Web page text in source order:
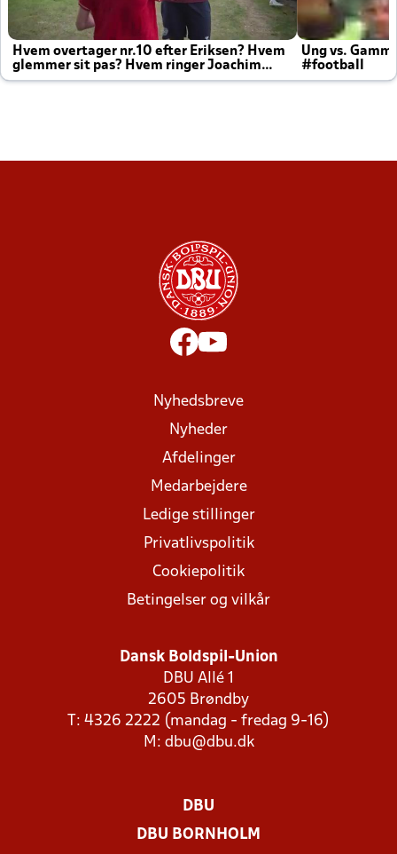
Hvem overtager nr.10 efter Eriksen? Hvem
glemmer sit pas? Hvem ringer Joachim
altid til efter kampe?
Ung vs.
#football
Nyhedsbreve
Nyheder
Afdelinger
Medarbejdere
Ledige stillinger
Privatlivspolitik
Cookiepolitik
Betingelser og vilkår
Dansk Boldspil-Union
DBU Allé 1
2605 Brøndby
T: 4326 2222 (mandag - fredag 9-16)
M: dbu@dbu.dk
DBU
DBU BORNHOLM